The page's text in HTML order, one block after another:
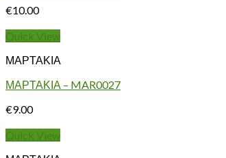
€10.00
Quick View
ΜΑΡΤΑΚΙΑ
ΜΑΡΤΑΚΙΑ – MAR0027
€9.00
Quick View